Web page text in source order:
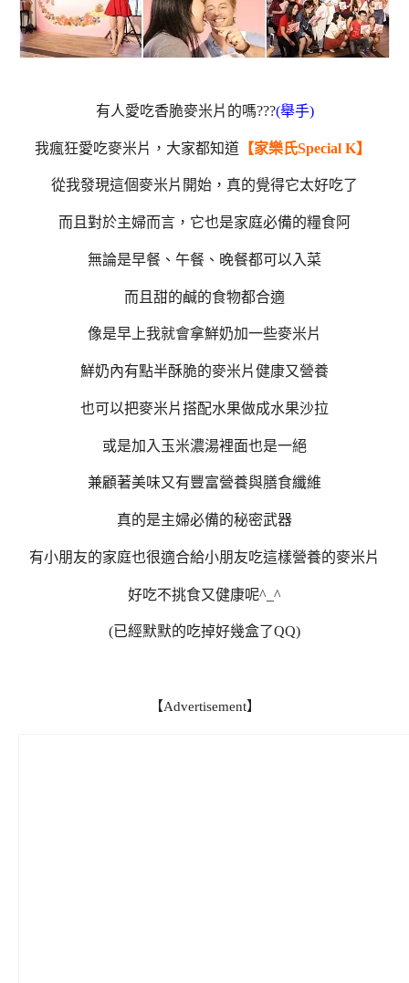
有人愛吃香脆麥米片的嗎???(舉手)
我瘋狂愛吃麥米片，大家都知道 【家樂氏Special K】
從我發現這個麥米片開始，真的覺得它太好吃了
而且對於主婦而言，它也是家庭必備的糧食阿
無論是早餐、午餐、晚餐都可以入菜
而且甜的鹹的食物都合適
像是早上我就會拿鮮奶加一些麥米片
鮮奶內有點半酥脆的麥米片健康又營養
也可以把麥米片搭配水果做成水果沙拉
或是加入玉米濃湯裡面也是一絕
兼顧著美味又有豐富營養與膳食纖維
真的是主婦必備的秘密武器
有小朋友的家庭也很適合給小朋友吃這樣營養的麥米片
好吃不挑食又健康呢^_^
(已經默默的吃掉好幾盒了QQ)
【Advertisement】